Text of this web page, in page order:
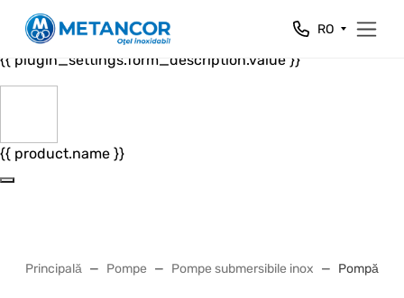
Close
{{ plugin_settings.form_header.value }}
{{ plugin_settings.form_description.value }}
{{ product.name }}
RO
Principală Pompe Pompe submersibile inox Pompă